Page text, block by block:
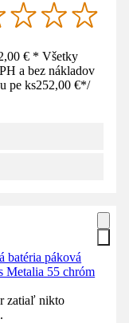
€ * Všetky
a bez nákladov
pe ks252,00 €*/
batéria páková
Metalia 55 chróm
zatiaľ nikto